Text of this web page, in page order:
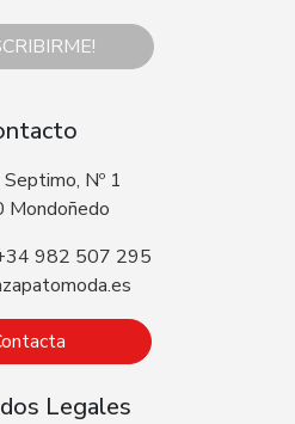
Nº 1
Mondoñedo
982 507 295
Legales